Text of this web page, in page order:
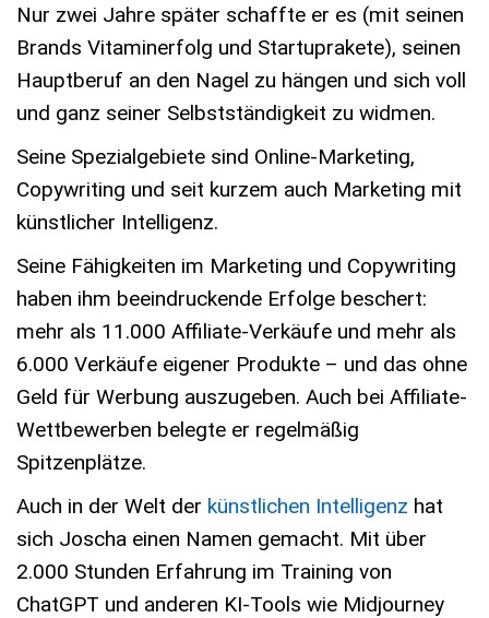
Nur zwei Jahre später schaffte er es (mit seinen
Brands Vitaminerfolg und Startuprakete), seinen
Hauptberuf an den Nagel zu hängen und sich voll
und ganz seiner Selbstständigkeit zu widmen.
Seine Spezialgebiete sind Online-Marketing,
Copywriting und seit kurzem auch Marketing mit
künstlicher Intelligenz.
Seine Fähigkeiten im Marketing und Copywriting
haben ihm beeindruckende Erfolge beschert:
mehr als 11.000 Affiliate-Verkäufe und mehr als
6.000 Verkäufe eigener Produkte – und das ohne
Geld für Werbung auszugeben. Auch bei Affiliate-
Wettbewerben belegte er regelmäßig
Spitzenplätze.
Auch in der Welt der künstlichen Intelligenz hat
sich Joscha einen Namen gemacht. Mit über
2.000 Stunden Erfahrung im Training von
ChatGPT und anderen KI-Tools wie Midjourney